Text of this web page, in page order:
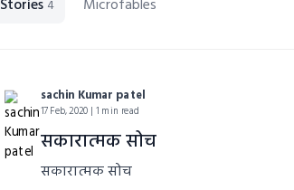
Stories 4 Microfables
sachin Kumar patel
17 Feb, 2020 | 1 min read
सकारात्मक सोच
सकारात्मक सोच